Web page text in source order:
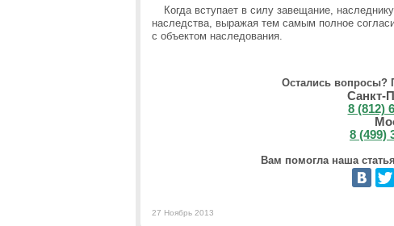
Когда вступает в силу завещание,
наследства, выражая тем самым полное
с объектом наследования.
Остались вопросы?
Санкт-
8 (812)
8 (499)
Вам помогла наша
27 Ноябрь 2013